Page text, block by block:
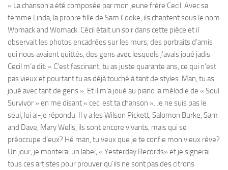
« La chanson a été composée par mon jeune frère Cecil. Avec sa
femme Linda, la propre fille de Sam Cooke, ils chantent sous le nom
Womack and Womack. Cécil était un soir dans cette pièce et il
observait les photos encadrées sur les murs, des portraits d’amis
qui nous avaient quittés, des gens avec lesquels j’avais joué jadis.
Cecil m’a dit: « C’est fascinant, tu as juste quarante ans, ce qui n’est
pas vieux et pourtant tu as déjà touché à tant de styles. Man, tu as
joué avec tant de gens ». Et il m’a joué au piano la mélodie de « Soul
Survivor » en me disant « ceci est ta chanson ». Je ne suis pas le
seul, lui ai-je répondu. Il y a les Wilson Pickett, Salomon Burke, Sam
and Dave, Mary Wells, ils sont encore vivants, mais qui se
préoccupe d’eux? Hé man, tu veux que je te confie mon vieux rêve?
Un jour, je monterai un label, « Yesterday Records» et je signerai
tous ces artistes pour prouver qu’ils ne sont pas des citrons